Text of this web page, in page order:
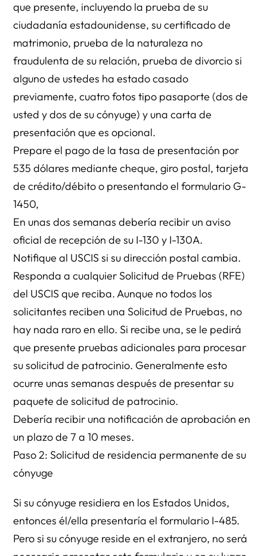
que presente, incluyendo la prueba de su
ciudadanía estadounidense, su certificado de
matrimonio, prueba de la naturaleza no
fraudulenta de su relación, prueba de divorcio si
alguno de ustedes ha estado casado
previamente, cuatro fotos tipo pasaporte (dos de
usted y dos de su cónyuge) y una carta de
presentación que es opcional.
Prepare el pago de la tasa de presentación por
535 dólares mediante cheque, giro postal, tarjeta
de crédito/débito o presentando el formulario G-
1450,
En unas dos semanas debería recibir un aviso
oficial de recepción de su I-130 y I-130A.
Notifique al USCIS si su dirección postal cambia.
Responda a cualquier Solicitud de Pruebas (RFE)
del USCIS que reciba. Aunque no todos los
solicitantes reciben una Solicitud de Pruebas, no
hay nada raro en ello. Si recibe una, se le pedirá
que presente pruebas adicionales para procesar
su solicitud de patrocinio. Generalmente esto
ocurre unas semanas después de presentar su
paquete de solicitud de patrocinio.
Debería recibir una notificación de aprobación en
un plazo de 7 a 10 meses.
Paso 2: Solicitud de residencia permanente de su
cónyuge
Si su cónyuge residiera en los Estados Unidos,
entonces él/ella presentaría el formulario I-485.
Pero si su cónyuge reside en el extranjero, no será